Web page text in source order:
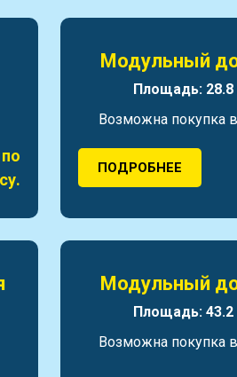
Модульный
Площадь: 28.8
Возможна покупка
ПОДРОБНЕЕ
Модульный
Площадь: 43.2
Возможна покупка